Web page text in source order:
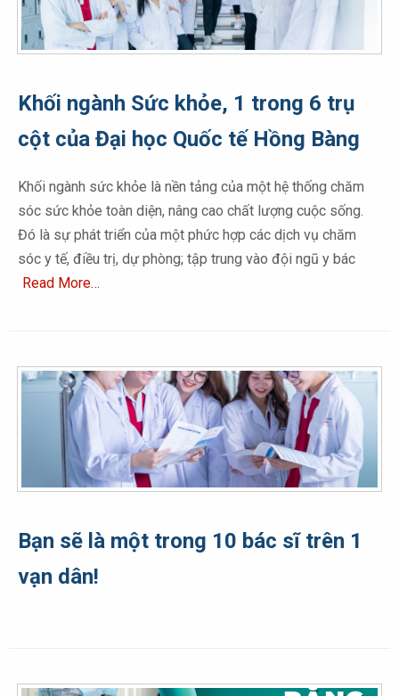
Khối ngành Sức khỏe, 1 trong 6 trụ
cột của Đại học Quốc tế Hồng Bàng
Khối ngành sức khỏe là nền tảng của một hệ thống chăm
sóc sức khỏe toàn diện, nâng cao chất lượng cuộc sống.
Đó là sự phát triển của một phức hợp các dịch vụ chăm
sóc y tế, điều trị, dự phòng; tập trung vào đội ngũ y bác
Read More…
Bạn sẽ là một trong 10 bác sĩ trên 1
vạn dân!